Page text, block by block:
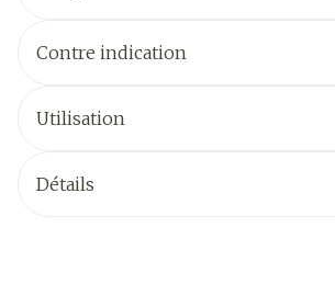
Contre indication
Utilisation
Détails